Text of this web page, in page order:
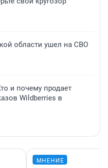
области ушел на СВО
и почему продает
Wildberries в
МНЕНИЕ